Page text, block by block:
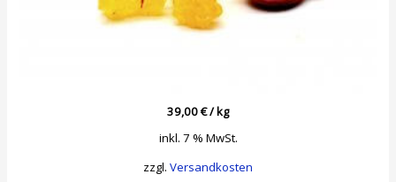
39,00€/kg
inkl. 7 % MwSt.
zzgl. Versandkosten